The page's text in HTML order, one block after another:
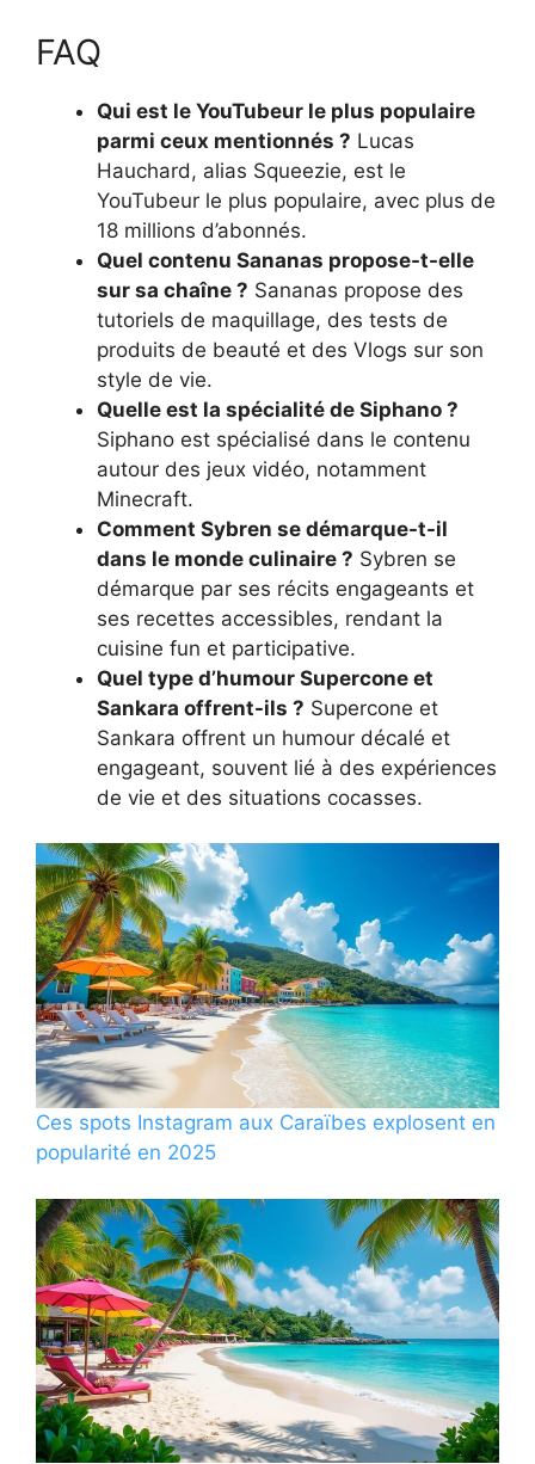
FAQ
Qui est le YouTubeur le plus populaire
parmi ceux mentionnés ? Lucas
Hauchard, alias Squeezie, est le
YouTubeur le plus populaire, avec plus de
18 millions d’abonnés.
Quel contenu Sananas propose-t-elle
sur sa chaîne ? Sananas propose des
tutoriels de maquillage, des tests de
produits de beauté et des Vlogs sur son
style de vie.
Quelle est la spécialité de Siphano ?
Siphano est spécialisé dans le contenu
autour des jeux vidéo, notamment
Minecraft.
Comment Sybren se démarque-t-il
dans le monde culinaire ? Sybren se
démarque par ses récits engageants et
ses recettes accessibles, rendant la
cuisine fun et participative.
Quel type d’humour Supercone et
Sankara offrent-ils ? Supercone et
Sankara offrent un humour décalé et
engageant, souvent lié à des expériences
de vie et des situations cocasses.
Ces spots Instagram aux Caraïbes explosent en
popularité en 2025